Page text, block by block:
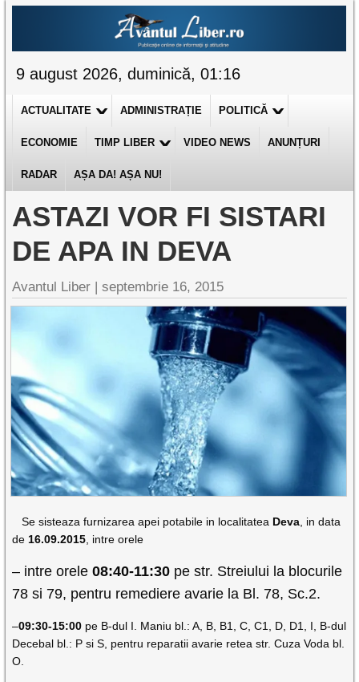
9 august 2026, duminică, 01:16
ACTUALITATE ADMINISTRAȚIE POLITICĂ
ECONOMIE TIMP LIBER VIDEO NEWS ANUNȚURI
RADAR AȘA DA! AȘA NU!
ASTAZI VOR FI SISTARI
DE APA IN DEVA
Avantul Liber |septembrie 16, 2015
Se sisteaza furnizarea apei potabile in localitatea Deva , in data
de 16.09.2015 , intre orele
– intre orele08:40-11:30 pe str. Streiului la blocurile
78 si 79, pentru remediere avarie la Bl. 78, Sc.2.
–09:30-15:00 pe B-dul I. Maniu bl.: A, B, B1, C, C1, D, D1, I, B-dul
Decebal bl.: P si S, pentru reparatii avarie retea str. Cuza Voda bl.
O.